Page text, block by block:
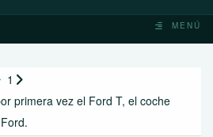
MENÚ
1
primera vez el Ford T, el coche